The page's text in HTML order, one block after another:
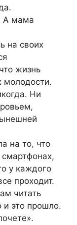
А мама
на своих
жизнь
молодости.
Ни
на то, что
у каждого
проходит.
читать
и это прошло.